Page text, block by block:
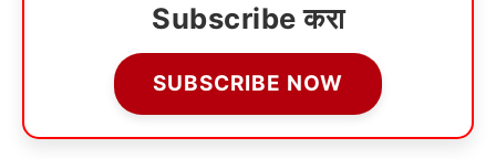
Subscribe करा
SUBSCRIBE NOW